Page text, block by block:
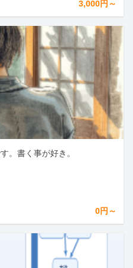
3,000円～
。書く事が好き。
0円～